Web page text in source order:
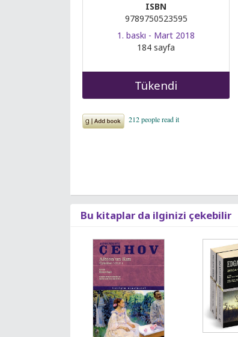
ISBN
9789750523595
1. baskı - Mart 2018
184 sayfa
Tükendi
Bu kitaplar da ilginizi çekebilir